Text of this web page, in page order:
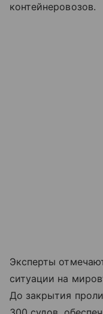
контейнеровозов.
Эксперты
ситуации на
До закрытия